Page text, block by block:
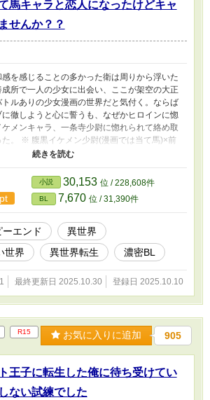
馬キャラと恋人になったけどキャ
せんか？？
を感じることの多かった衛は周りから浮いた
所で一人の少女に出会い、ここが架空の大正
ルありの少女漫画の世界だと気付く。ならば
徹しようと心に誓うも、なぜかヒロインに惚
メンキャラ、一条寺少尉に惚れられて絡め取
た。 ※ 腹黒イケメン少尉(漫画では当て馬)×前
自覚チートな平凡孤児(漫画では完全モブ) ※ 戦
五章で完結。以降は番外編です。
小説 30,153 位 / 228,608件
BL 7,670 位 / 31,390件
エンド
異世界
世界
異世界転生 濃密BL
最終更新日 2025.10.30 登録日 2025.10.10
R15 お気に入りに追加 905
王子に転生した俺に待ち受けてい
ない試練でした